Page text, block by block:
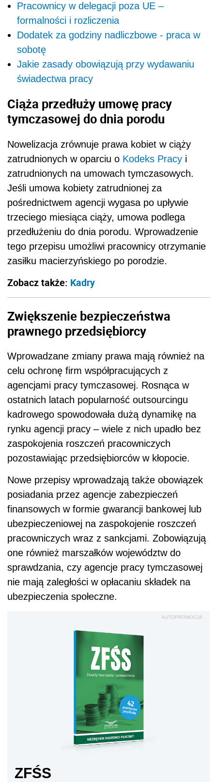
Pracownicy w delegacji poza UE –
formalności i rozliczenia
Dodatek za godziny nadliczbowe - praca w
sobotę
Jakie zasady obowiązują przy wydawaniu
świadectwa pracy
Ciąża przedłuży umowę pracy
tymczasowej do dnia porodu
Nowelizacja zrównuje prawa kobiet w ciąży
zatrudnionych w oparciu o Kodeks Pracy i
zatrudnionych na umowach tymczasowych.
Jeśli umowa kobiety zatrudnionej za
pośrednictwem agencji wygasa po upływie
trzeciego miesiąca ciąży, umowa podlega
przedłużeniu do dnia porodu. Wprowadzenie
tego przepisu umożliwi pracownicy otrzymanie
zasiłku macierzyńskiego po porodzie.
Zobacz także: Kadry
Zwiększenie bezpieczeństwa
prawnego przedsiębiorcy
Wprowadzane zmiany prawa mają również na
celu ochronę firm współpracujących z
agencjami pracy tymczasowej. Rosnąca w
ostatnich latach popularność outsourcingu
kadrowego spowodowała dużą dynamikę na
rynku agencji pracy – wiele z nich upadło bez
zaspokojenia roszczeń pracowniczych
pozostawiając przedsiębiorców w kłopocie.
Nowe przepisy wprowadzają także obowiązek
posiadania przez agencje zabezpieczeń
finansowych w formie gwarancji bankowej lub
ubezpieczeniowej na zaspokojenie roszczeń
pracowniczych wraz z sankcjami. Zobowiązują
one również marszałków województw do
sprawdzania, czy agencje pracy tymczasowej
nie mają zaległości w opłacaniu składek na
ubezpieczenia społeczne.
AUTOPROMOCJA
ZFŚS